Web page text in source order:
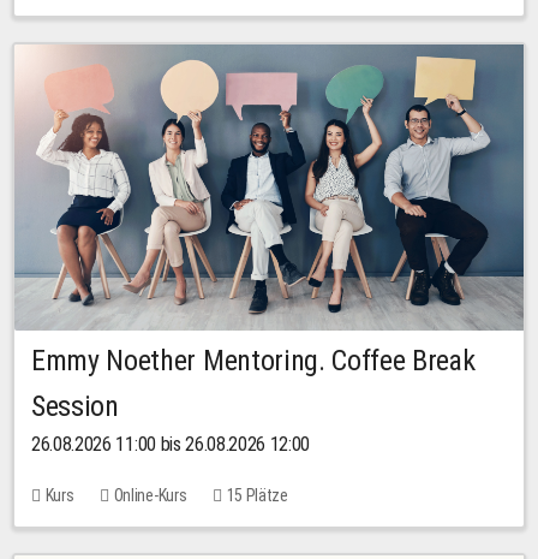
Keine freien Plätze
Emmy Noether Mentoring. Coffee Break
Session
26.08.2026 11:00 bis 26.08.2026 12:00
Kurs Online-Kurs 15 Plätze